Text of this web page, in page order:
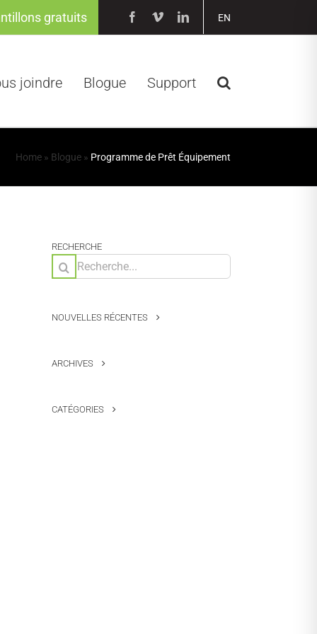
EN
Facebook
VimeoLinkedIn
gratuits
joindre Blogue Support
Home » Blogue » Programme de Prêt Équipement
RECHERCHE
Rechercher:
NOUVELLES RÉCENTES
ARCHIVES
CATÉGORIES